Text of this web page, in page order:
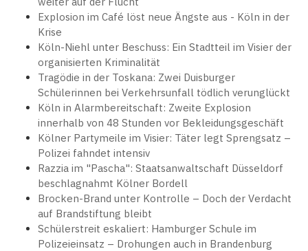
Explosion im Café löst neue Ängste aus - Köln in der
Krise
Köln-Niehl unter Beschuss: Ein Stadtteil im Visier der
organisierten Kriminalität
Tragödie in der Toskana: Zwei Duisburger
Schülerinnen bei Verkehrsunfall tödlich verunglückt
Köln in Alarmbereitschaft: Zweite Explosion
innerhalb von 48 Stunden vor Bekleidungsgeschäft
Kölner Partymeile im Visier: Täter legt Sprengsatz –
Polizei fahndet intensiv
Razzia im "Pascha": Staatsanwaltschaft Düsseldorf
beschlagnahmt Kölner Bordell
Brocken-Brand unter Kontrolle – Doch der Verdacht
auf Brandstiftung bleibt
Schülerstreit eskaliert: Hamburger Schule im
Polizeieinsatz – Drohungen auch in Brandenburg